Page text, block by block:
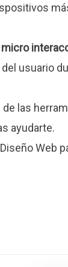
micro
usuario
las
ayudarte.
Web